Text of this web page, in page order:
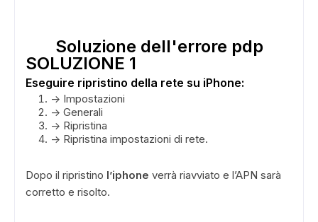
Soluzione dell'errore pdp
SOLUZIONE 1
Eseguire ripristino della rete su iPhone:
-> Impostazioni
-> Generali
-> Ripristina
-> Ripristina impostazioni di rete.
Dopo il ripristino l’iphone verrà riavviato e l’APN sarà
corretto e risolto.